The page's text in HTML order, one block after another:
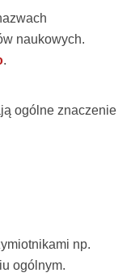
naukowych.
.
ogólne znaczenie
np.
ogólnym.